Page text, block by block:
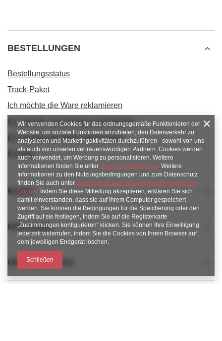
BESTELLUNGEN
Bestellungsstatus
Track-Paket
Ich möchte die Ware reklamieren
Ich möchte vom Vertrag zurücktreten
Ich möchte die Ware umtauschen
Kontakt
Konto
Informacje
Obsługa klienta
Wir verwenden Cookies für das ordnungsgemäße Funktionieren der
Website, um soziale Funktionen anzubieten, den Datenverkehr zu
analysieren und Marketingaktivitäten durchzuführen - sowohl von uns
als auch von unseren vertrauenswürdigen Partnern. Cookies werden
auch verwendet, um Werbung zu personalisieren. Weitere
Informationen finden Sie unter Datenschutzhinweise. Weitere
Informationen zu den Nutzungsbedingungen und zum Datenschutz
finden Sie auch unter Datenschutz und Nutzungsbedingungen von
Google. Indem Sie diese Mitteilung akzeptieren, erklären Sie sich
damit einverstanden, dass sie auf Ihrem Computer gespeichert
werden. Sie können die Bedingungen für die Speicherung oder den
Zugriff auf sie festlegen, indem Sie auf die Registerkarte
„Zustimmungen konfigurieren“ klicken. Sie können Ihre Einwilligung
jederzeit widerrufen, indem Sie die Cookies von Ihrem Browser auf
dem jeweiligen Endgerät löschen.
Schließen